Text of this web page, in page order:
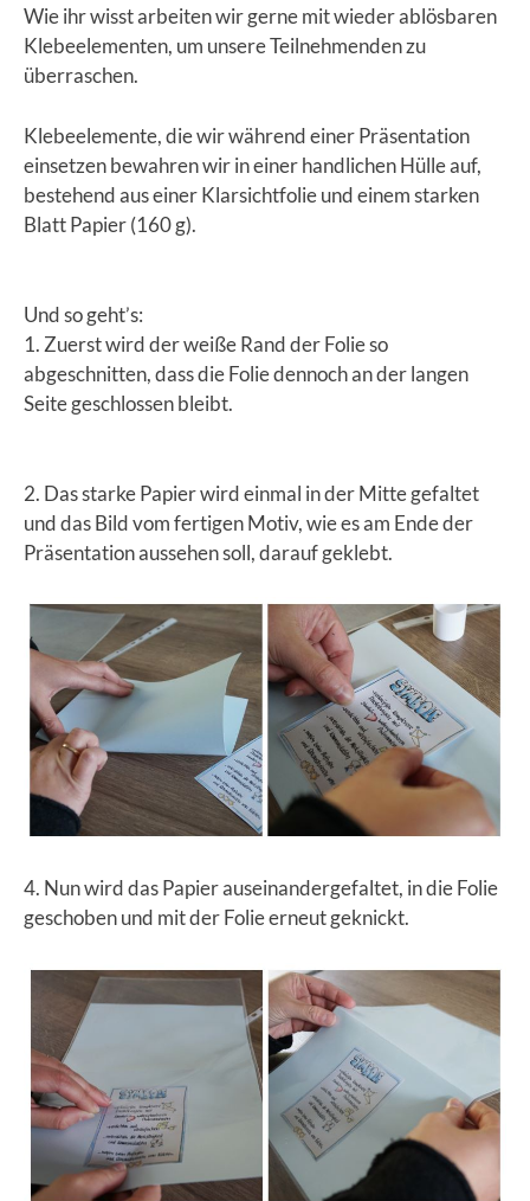
Wie ihr wisst arbeiten wir gerne mit wieder ablösbaren
Klebeelementen, um unsere Teilnehmenden zu
überraschen.
Klebeelemente, die wir während einer Präsentation
einsetzen bewahren wir in einer handlichen Hülle auf,
bestehend aus einer Klarsichtfolie und einem starken
Blatt Papier (160 g).
Und so geht’s:
1. Zuerst wird der weiße Rand der Folie so
abgeschnitten, dass die Folie dennoch an der langen
Seite geschlossen bleibt.
2. Das starke Papier wird einmal in der Mitte gefaltet
und das Bild vom fertigen Motiv, wie es am Ende der
Präsentation aussehen soll, darauf geklebt.
4. Nun wird das Papier auseinandergefaltet, in die Folie
geschoben und mit der Folie erneut geknickt.